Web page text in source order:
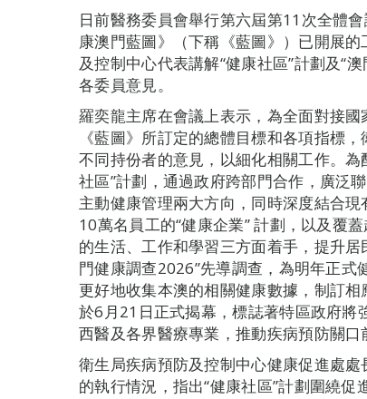
日前醫務委員會舉行第六屆第11次全體
康澳門藍圖》（下稱《藍圖》）已開展
及控制中心代表講解“健康社區”計劃及“
各委員意見。
羅奕龍主席在會議上表示，為全面對接
《藍圖》所訂定的總體目標和各項指標
不同持份者的意見，以細化相關工作。
社區”計劃，通過政府跨部門合作，廣泛
主動健康管理兩大方向，同時深度結合
10萬名員工的“健康企業” 計劃，以及覆
的生活、工作和學習三方面着手，提升
門健康調查2026”先導調查，為明年正
更好地收集本澳的相關健康數據，制訂
於6月21日正式揭幕，標誌著特區政府將
西醫及各界醫療專業，推動疾病預防關口
衛生局疾病預防及控制中心健康促進處
的執行情況，指出“健康社區”計劃圍繞